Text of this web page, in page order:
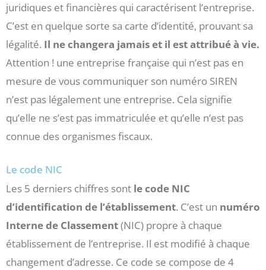
juridiques et financières qui caractérisent l’entreprise.
C’est en quelque sorte sa carte d’identité, prouvant sa
légalité. Il ne changera jamais et il est attribué à vie.
Attention ! une entreprise française qui n’est pas en
mesure de vous communiquer son numéro SIREN
n’est pas légalement une entreprise. Cela signifie
qu’elle ne s’est pas immatriculée et qu’elle n’est pas
connue des organismes fiscaux.
Le code NIC
Les 5 derniers chiffres sont le code NIC
d’identification de l’établissement. C’est un numéro
Interne de Classement(NIC) propre à chaque
établissement de l’entreprise. Il est modifié à chaque
changement d’adresse. Ce code se compose de 4